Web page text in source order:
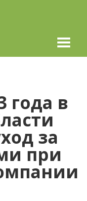
года в
за
при